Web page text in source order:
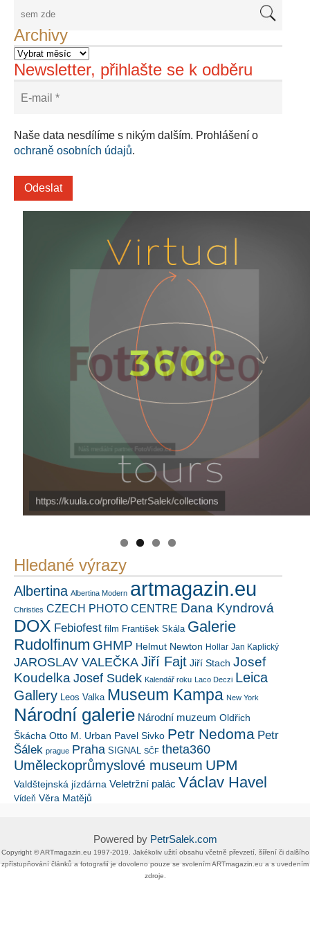
Archivy
Newsletter, přihlašte se k odběru
Naše data nesdílíme s nikým dalším. Prohlášení o
ochraně osobních údajů.
https://kuula.co/profile/PetrSalek/collections
Náš mediální partner FotoVideo.cz
PetrSalek.com
Hledané výrazy
Albertina Albertina Modern artmagazin.eu
Christies CZECH PHOTO CENTRE Dana Kyndrová
DOX Febiofest film František Skála Galerie
Rudolfinum GHMP Helmut Newton Hollar Jan Kaplický
JAROSLAV VALEČKA Jiří Fajt Jiří Stach Josef
Koudelka Josef Sudek Kalendář roku Laco Deczi Leica
Gallery Leos Valka Museum Kampa New York
Národní galerie Národní muzeum Oldřich
Škácha Otto M. Urban Pavel Sivko Petr Nedoma Petr
Šálek prague Praha SIGNAL SČF theta360
Uměleckoprůmyslové museum UPM
Valdštejnská jízdárna Veletržní palác Václav Havel
Vídeň Věra Matějů
Powered by PetrSalek.com
Copyright ©​ ​​ARTmagazin.eu ​1997-2019​.​ Jakékoliv užití obsahu včetně převzetí, šíření či dalšího
zpřístupňování článků a fotografií je dovoleno pouze se svolením ​ARTmagazin.eu​ ​a s uvedením
zdroje.